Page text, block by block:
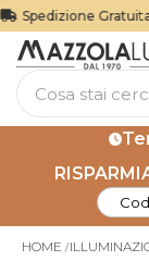
Spedizione Gratuita
HOME